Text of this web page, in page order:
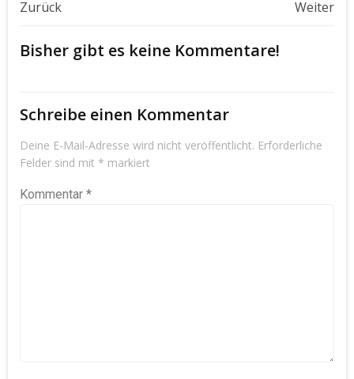
Beitragsnavigation
Zurück Weiter
Bisher gibt es keine Kommentare!
Schreibe einen Kommentar
Deine E-Mail-Adresse wird nicht veröffentlicht. Erforderliche
Felder sind mit * markiert
Kommentar *